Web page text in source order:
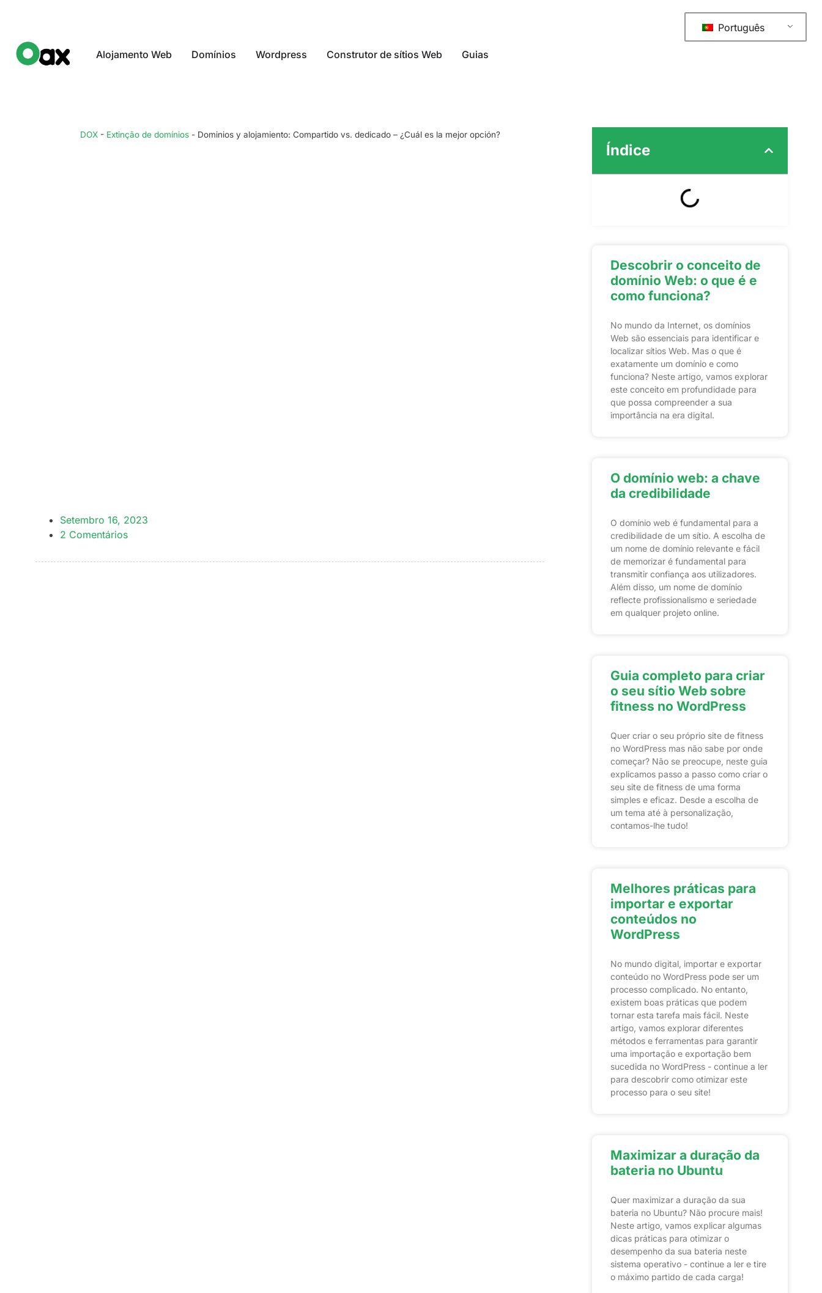
Alojamento Web Domínios Wordpress Construtor de sítios Web Guias
Português
DOX- Extinção de domínios- Dominios y alojamiento: Compartido vs. dedicado – ¿Cuál es la mejor opción?
Setembro 16, 2023
2 Comentários
Índice
Descobrir o conceito de
domínio Web: o que é e
como funciona?
No mundo da Internet, os domínios
Web são essenciais para identificar e
localizar sítios Web. Mas o que é
exatamente um domínio e como
funciona? Neste artigo, vamos explorar
este conceito em profundidade para
que possa compreender a sua
importância na era digital.
O domínio web: a chave
da credibilidade
O domínio web é fundamental para a
credibilidade de um sítio. A escolha de
um nome de domínio relevante e fácil
de memorizar é fundamental para
transmitir confiança aos utilizadores.
Além disso, um nome de domínio
reflecte profissionalismo e seriedade
em qualquer projeto online.
Guia completo para criar
o seu sítio Web sobre
fitness no WordPress
Quer criar o seu próprio site de fitness
no WordPress mas não sabe por onde
começar? Não se preocupe, neste guia
explicamos passo a passo como criar o
seu site de fitness de uma forma
simples e eficaz. Desde a escolha de
um tema até à personalização,
contamos-lhe tudo!
Melhores práticas para
importar e exportar
conteúdos no
WordPress
No mundo digital, importar e exportar
conteúdo no WordPress pode ser um
processo complicado. No entanto,
existem boas práticas que podem
tornar esta tarefa mais fácil. Neste
artigo, vamos explorar diferentes
métodos e ferramentas para garantir
uma importação e exportação bem
sucedida no WordPress - continue a ler
para descobrir como otimizar este
processo para o seu site!
Maximizar a duração da
bateria no Ubuntu
Quer maximizar a duração da sua
bateria no Ubuntu? Não procure mais!
Neste artigo, vamos explicar algumas
dicas práticas para otimizar o
desempenho da sua bateria neste
sistema operativo - continue a ler e tire
o máximo partido de cada carga!